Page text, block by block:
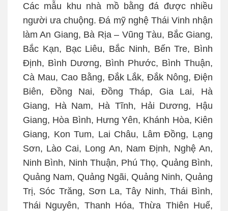
Các mẫu khu nhà mồ bằng đá được nhiều
người ưa chuộng. Đá mỹ nghệ Thái Vinh nhận
làm An Giang, Bà Rịa – Vũng Tàu, Bắc Giang,
Bắc Kạn, Bạc Liêu, Bắc Ninh, Bến Tre, Bình
Định, Bình Dương, Bình Phước, Bình Thuận,
Cà Mau, Cao Bằng, Đắk Lắk, Đắk Nông, Điện
Biên, Đồng Nai, Đồng Tháp, Gia Lai, Hà
Giang, Hà Nam, Hà Tĩnh, Hải Dương, Hậu
Giang, Hòa Bình, Hưng Yên, Khánh Hòa, Kiên
Giang, Kon Tum, Lai Châu, Lâm Đồng, Lạng
Sơn, Lào Cai, Long An, Nam Định, Nghệ An,
Ninh Bình, Ninh Thuận, Phú Thọ, Quảng Bình,
Quảng Nam, Quảng Ngãi, Quảng Ninh, Quảng
Trị, Sóc Trăng, Sơn La, Tây Ninh, Thái Bình,
Thái Nguyên, Thanh Hóa, Thừa Thiên Huế,